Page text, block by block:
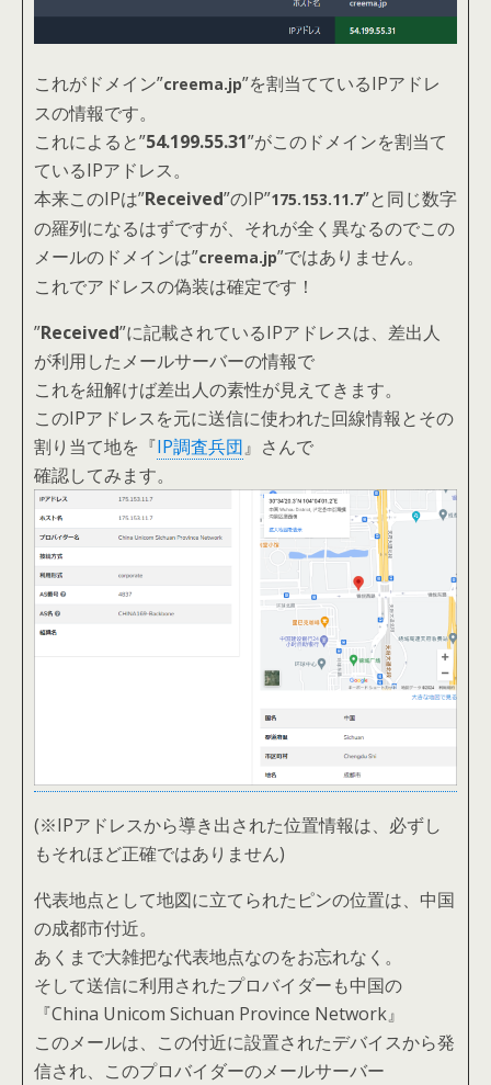
これがドメイン”creema.jp”を割当てているIPアドレ
スの情報です。
これによると”54.199.55.31”がこのドメインを割当て
ているIPアドレス。
本来このIPは”Received”のIP”175.153.11.7”と同じ数字
の羅列になるはずですが、それが全く異なるのでこの
メールのドメインは”creema.jp”ではありません。
これでアドレスの偽装は確定です！
”Received”に記載されているIPアドレスは、差出人
が利用したメールサーバーの情報で
これを紐解けば差出人の素性が見えてきます。
このIPアドレスを元に送信に使われた回線情報とその
割り当て地を『IP調査兵団』さんで
確認してみます。
(※IPアドレスから導き出された位置情報は、必ずし
もそれほど正確ではありません)
代表地点として地図に立てられたピンの位置は、中国
の成都市付近。
あくまで大雑把な代表地点なのをお忘れなく。
そして送信に利用されたプロバイダーも中国の
『China Unicom Sichuan Province Network』
このメールは、この付近に設置されたデバイスから発
信され、このプロバイダーのメールサーバー